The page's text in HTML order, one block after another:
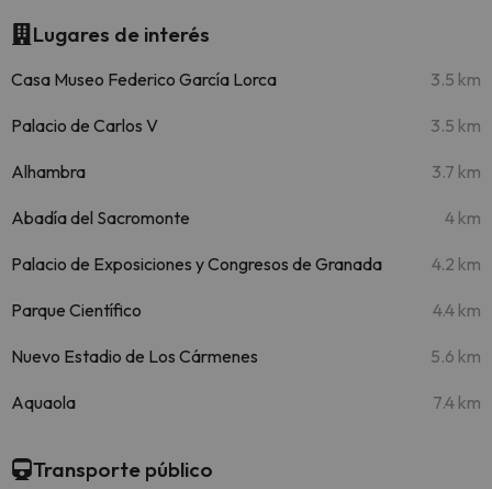
Lugares de interés
Casa Museo Federico García Lorca 3.5 km
Palacio de Carlos V 3.5 km
Alhambra 3.7 km
Abadía del Sacromonte 4 km
Palacio de Exposiciones y Congresos de Granada 4.2 km
Parque Científico 4.4 km
Nuevo Estadio de Los Cármenes 5.6 km
Aquaola 7.4 km
Transporte público